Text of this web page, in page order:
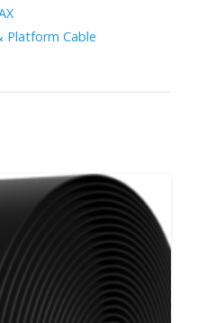
Platform Cable